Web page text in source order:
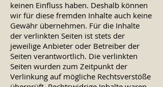
keinen Einfluss haben. Deshalb können
wir für diese fremden Inhalte auch keine
Gewähr übernehmen. Für die Inhalte
der verlinkten Seiten ist stets der
jeweilige Anbieter oder Betreiber der
Seiten verantwortlich. Die verlinkten
Seiten wurden zum Zeitpunkt der
Verlinkung auf mögliche Rechtsverstöße